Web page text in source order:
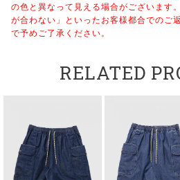
の色と異なって見える場合がございます。
が合わない」といったお客様都合でのご
で予めご了承ください。
RELATED